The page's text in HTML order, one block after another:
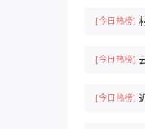
[今日热榜]
[今日热榜]
[今日热榜]